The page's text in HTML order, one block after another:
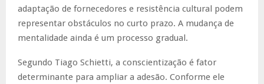
adaptação de fornecedores e resistência cultural podem
representar obstáculos no curto prazo. A mudança de
mentalidade ainda é um processo gradual.
Segundo Tiago Schietti, a conscientização é fator
determinante para ampliar a adesão. Conforme ele